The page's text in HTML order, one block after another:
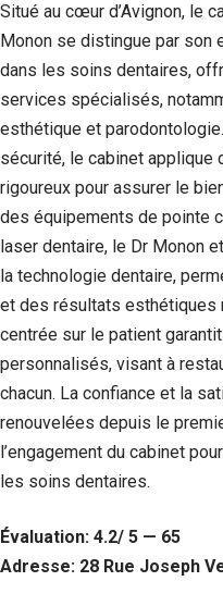
Situé au cœur d’Avignon, le
Monon se distingue par son
dans les soins dentaires,
services spécialisés,
esthétique et
sécurité, le cabinet
rigoureux pour assurer le
des équipements de pointe
laser dentaire, le Dr Monon
la technologie dentaire,
et des résultats esthétiques
centrée sur le patient
personnalisés, visant à
chacun. La confiance et la
renouvelées depuis le
l’engagement du cabinet
les soins dentaires.
Évaluation: 4.2/ 5 — 65
Adresse: 28 Rue Joseph
Nécessaire
Ces cookies ne
sont pas
sont
nécessaires au
fonctionnement
du site Web.
Statistiques
nous
puissions
améliorer la
fonctionnalité
et la structure
du site Web,
de la façon
dont le site
Web est
utilisé.
Experience